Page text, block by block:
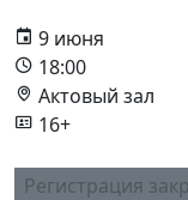
9 июня
18:00
Актовый зал
16+
Регистрация